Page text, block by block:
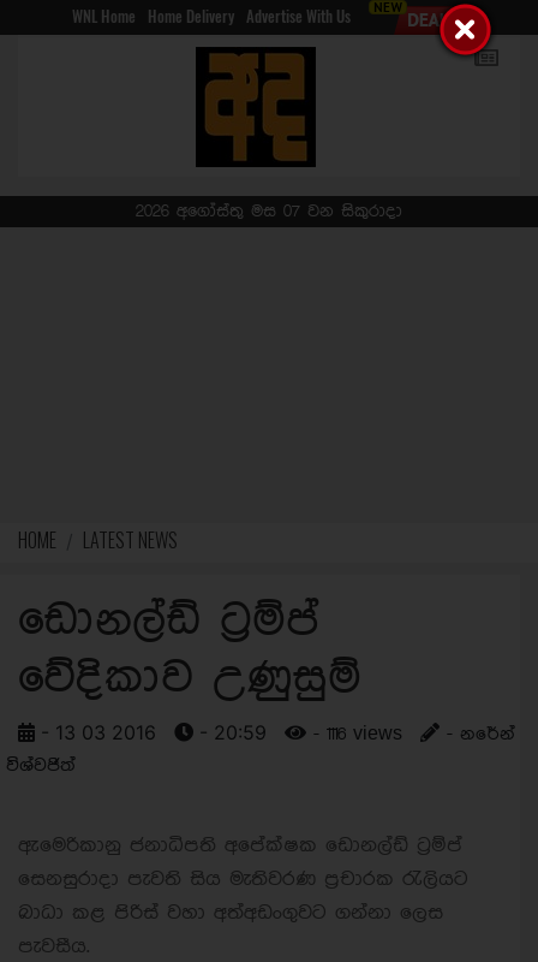
WNL Home Home Delivery Advertise With Us
2026 අගෝස්තු මස 07 වන සිකුරාදා
HOME LATEST NEWS
ඩොනල්ඩ් ට්‍රම්ප්
වේදිකාව උණුසුම්
- 13 03 2016 - 20:59 - 1116 views
- නරේන්
විශ්වජිත්
ඇමෙරිකානු ජනාධිපති අපේක්ෂක ඩොනල්ඩ් ට්‍රම්ප්
සෙනසුරාදා පැවති සිය මැතිවරණ ප්‍රචාරක රැලියට
බාධා කළ පිරිස් වහා අත්අඩංගුවට ගන්නා ලෙස
පැවසීය.